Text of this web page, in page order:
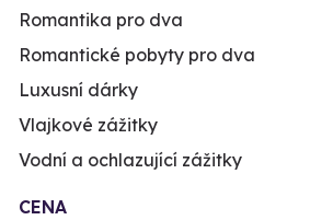
Romantika pro dva
Romantické pobyty pro dva
Luxusní dárky
Vlajkové zážitky
Vodní a ochlazující zážitky
CENA